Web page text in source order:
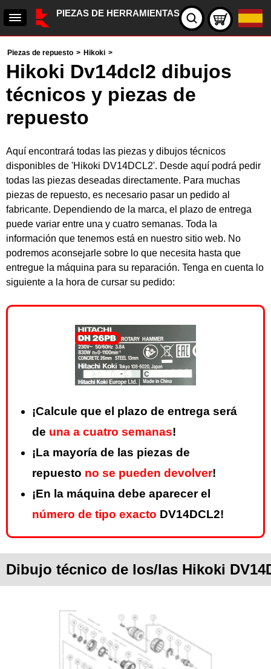
PIEZAS DE HERRAMIENTAS
Piezas de repuesto > Hikoki >
Hikoki Dv14dcl2 dibujos
técnicos y piezas de
repuesto
Aquí encontrará todas las piezas y dibujos técnicos
disponibles de 'Hikoki DV14DCL2'. Desde aquí podrá pedir
todas las piezas deseadas directamente. Para muchas
piezas de repuesto, es necesario pasar un pedido al
fabricante. Dependiendo de la marca, el plazo de entrega
puede variar entre una y cuatro semanas. Toda la
información que tenemos está en nuestro sitio web. No
podremos aconsejarle sobre lo que necesita hasta que
entregue la máquina para su reparación. Tenga en cuenta lo
siguiente a la hora de cursar su pedido:
¡Calcule que el plazo de entrega será
de una a cuatro semanas!
¡La mayoría de las piezas de
repuesto no se pueden devolver!
¡En la máquina debe aparecer el
número de tipo exacto DV14DCL2!
Dibujo técnico de los/las Hikoki